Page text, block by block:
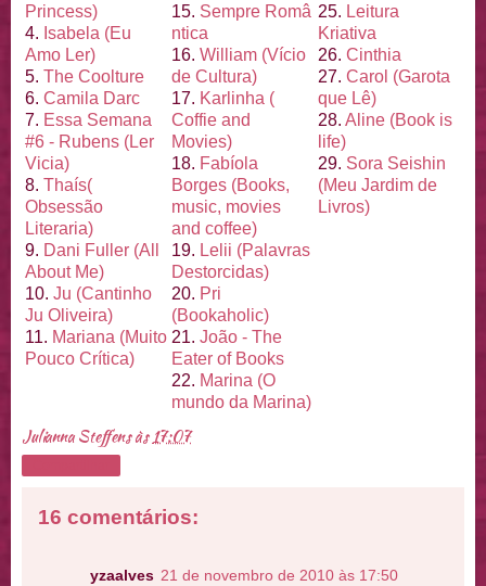
Princess)
4. Isabela (Eu
Amo Ler)
5. The Coolture
6. Camila Darc
7. Essa Semana
#6 - Rubens (Ler
Vicia)
8. Thaís(
Obsessão
Literaria)
9. Dani Fuller (All
About Me)
10. Ju (Cantinho
Ju Oliveira)
11. Mariana (Muito
Pouco Crítica)
15. Sempre Româ
ntica
16. William (Vício
de Cultura)
17. Karlinha (
Coffie and
Movies)
18. Fabíola
Borges (Books,
music, movies
and coffee)
19. Lelii (Palavras
Destorcidas)
20. Pri
(Bookaholic)
21. João - The
Eater of Books
22. Marina (O
mundo da Marina)
25. Leitura
Kriativa
26. Cinthia
27. Carol (Garota
que Lê)
28. Aline (Book is
life)
29. Sora Seishin
(Meu Jardim de
Livros)
Julianna Steffensàs 17:07
16 comentários:
yzaalves 21 de novembro de 2010 às 17:50